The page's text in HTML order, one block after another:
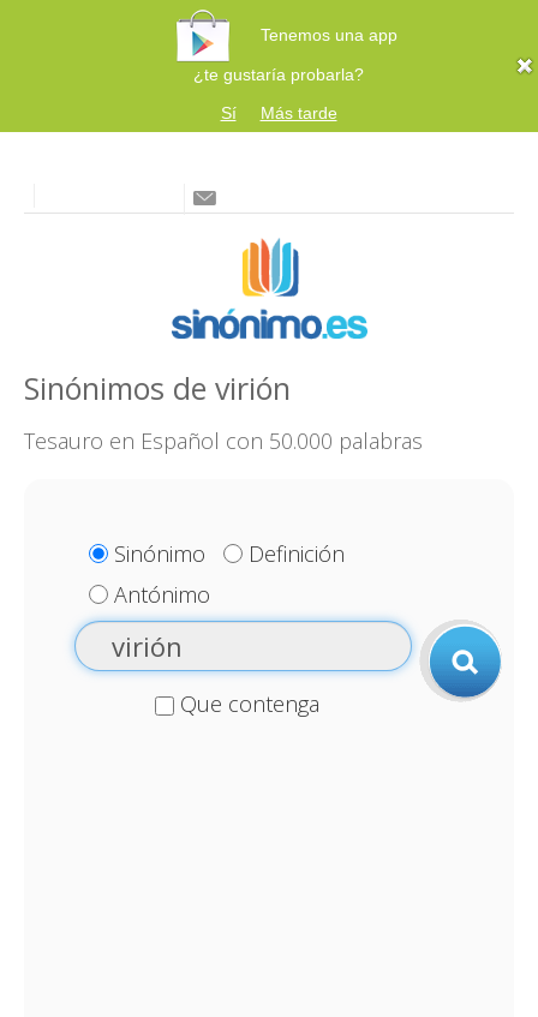
Tenemos una app
¿te gustaría probarla?
Sí
Más tarde
Sinónimos de virión
Tesauro en Español con 50.000 palabras
Sinónimo
Definición
Antónimo
Que contenga